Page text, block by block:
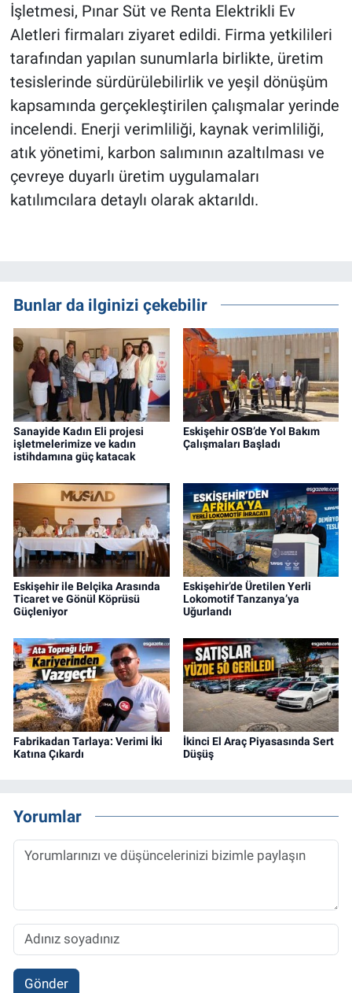
İşletmesi, Pınar Süt ve Renta Elektrikli Ev
Aletleri firmaları ziyaret edildi. Firma yetkilileri
tarafından yapılan sunumlarla birlikte, üretim
tesislerinde sürdürülebilirlik ve yeşil dönüşüm
kapsamında gerçekleştirilen çalışmalar yerinde
incelendi. Enerji verimliliği, kaynak verimliliği,
atık yönetimi, karbon salımının azaltılması ve
çevreye duyarlı üretim uygulamaları
katılımcılara detaylı olarak aktarıldı.
Bunlar da ilginizi çekebilir
Sanayide Kadın Eli projesi
işletmelerimize ve kadın
istihdamına güç katacak
Eskişehir OSB’de Yol Bakım
Çalışmaları Başladı
Eskişehir ile Belçika Arasında
Ticaret ve Gönül Köprüsü
Güçleniyor
Eskişehir’de Üretilen Yerli
Lokomotif Tanzanya’ya
Uğurlandı
Fabrikadan Tarlaya: Verimi İki
Katına Çıkardı
İkinci El Araç Piyasasında Sert
Düşüş
Yorumlar
Gönder